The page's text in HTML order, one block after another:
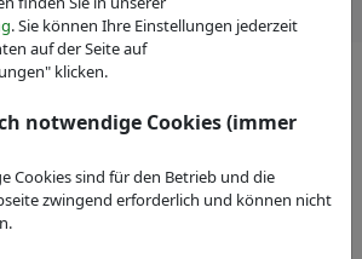
für Mikrotechnik Mitglieder
GmbH
. Sie können Ihre Einstellungen jederzeit
auf der Seite auf
klicken.
notwendige Cookies (immer
Cookies sind für den Betrieb und die
zwingend erforderlich und können nicht